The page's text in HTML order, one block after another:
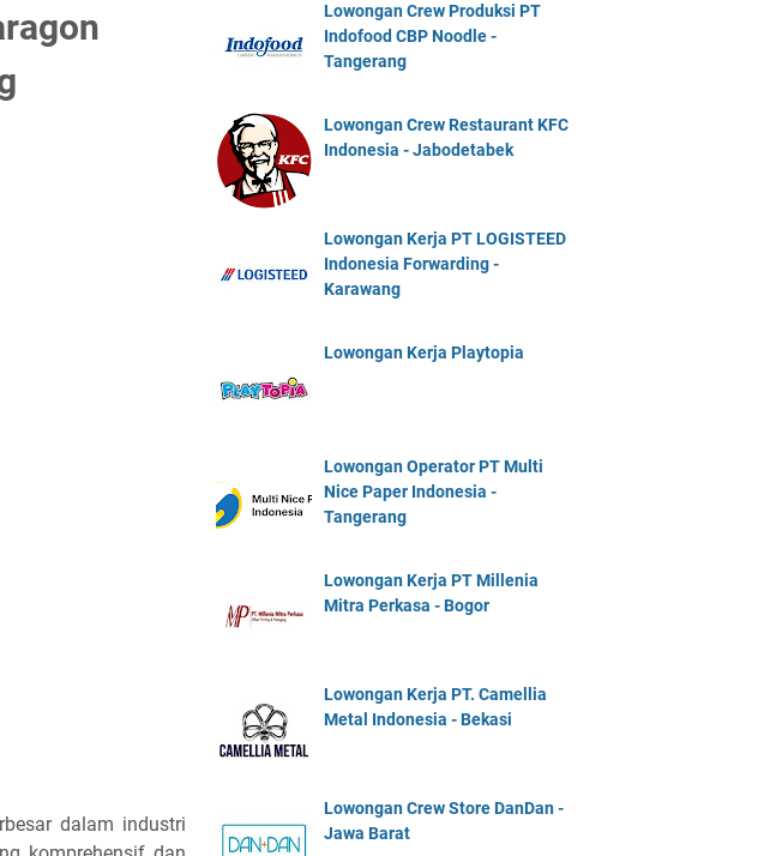
dalam industri
Lowongan Crew Produksi PT
Indofood CBP Noodle -
Tangerang
Lowongan Crew Restaurant KFC
Indonesia - Jabodetabek
Lowongan Kerja PT LOGISTEED
Indonesia Forwarding -
Karawang
Lowongan Kerja Playtopia
Lowongan Operator PT Multi
Nice Paper Indonesia -
Tangerang
Lowongan Kerja PT Millenia
Mitra Perkasa - Bogor
Lowongan Kerja PT. Camellia
Metal Indonesia - Bekasi
Lowongan Crew Store DanDan -
Jawa Barat